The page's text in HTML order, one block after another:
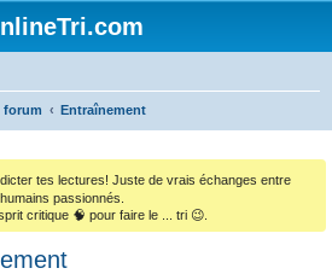
forum Entraînement
tes lectures! Juste de vrais échanges entre
humains passionnés.
critique 🧠 pour faire le ... tri 😉.